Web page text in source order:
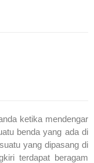
ketika mendengar
benda yang ada di
yang dipasang di
terdapat beragam